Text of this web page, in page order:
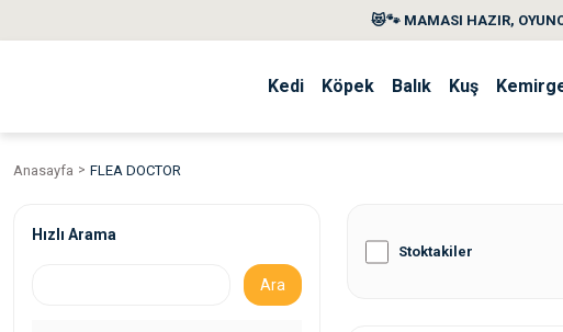
😻🐾 MAMASI HAZIR,
Kedi Köpek Balık Kuş
Anasayfa FLEA DOCTOR
Hızlı Arama
Ara
Stoktakiler